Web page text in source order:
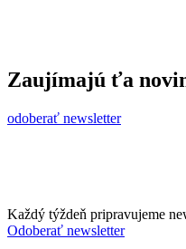
Zaujímajú ťa
odoberať newsletter
Každý týždeň pripravujeme
Odoberať newsletter